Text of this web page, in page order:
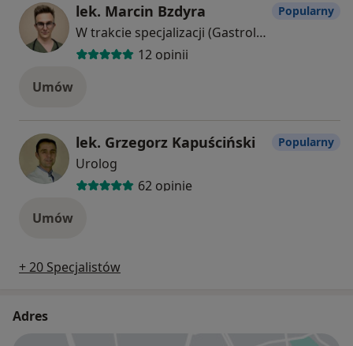
lek. Marcin Bzdyra
W trakcie specjalizacji (Gastrolog)
12 opinii
Popularny
Umów
lek. Grzegorz Kapuściński
Urolog
62 opinie
Popularny
Umów
+ 20 Specjalistów
Adres